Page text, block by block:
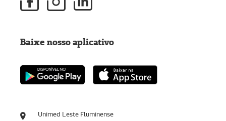
Unimed Leste Fluminense
Baixe nosso aplicativo